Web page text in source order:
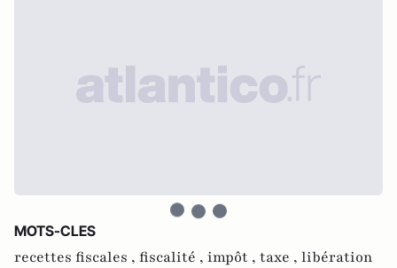
MOTS-CLES
recettes fiscales , fiscalité , impôt , taxe , libération